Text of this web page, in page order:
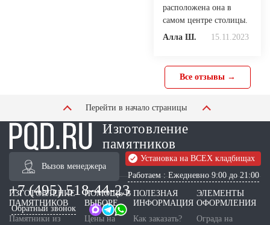
расположена она в
самом центре столицы.
Алла Ш.
15.11.2023
Все отзывы →
Перейти в начало страницы
Изготовление
памятников
Вызов менеджера
Установка на ВСЕХ кладбищах
Работаем : Ежедневно 9:00 до 21:00
+7 (495) 518-44-23
Обратный звонок
ИЗГОТОВЛЕНИЕ
ПАМЯТНИКОВ
Памятники из
ПОМОЩЬ В
ВЫБОРЕ
Цены на
ПОЛЕЗНАЯ
ИНФОРМАЦИЯ
Как заказать?
ЭЛЕМЕНТЫ
ОФОРМЛЕНИЯ
Ограда на